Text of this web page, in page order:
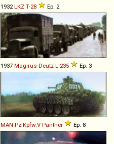
1932LKZ T-28 Ep. 2
1937 Magirus-Deutz L 235 Ep. 3
MAN Pz.Kpfw.V Panther Ep. 8